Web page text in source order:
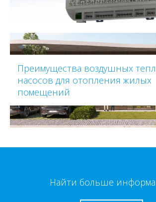
Преимущества воздушных
насосов для отопления жилых
помещений
Найти больше